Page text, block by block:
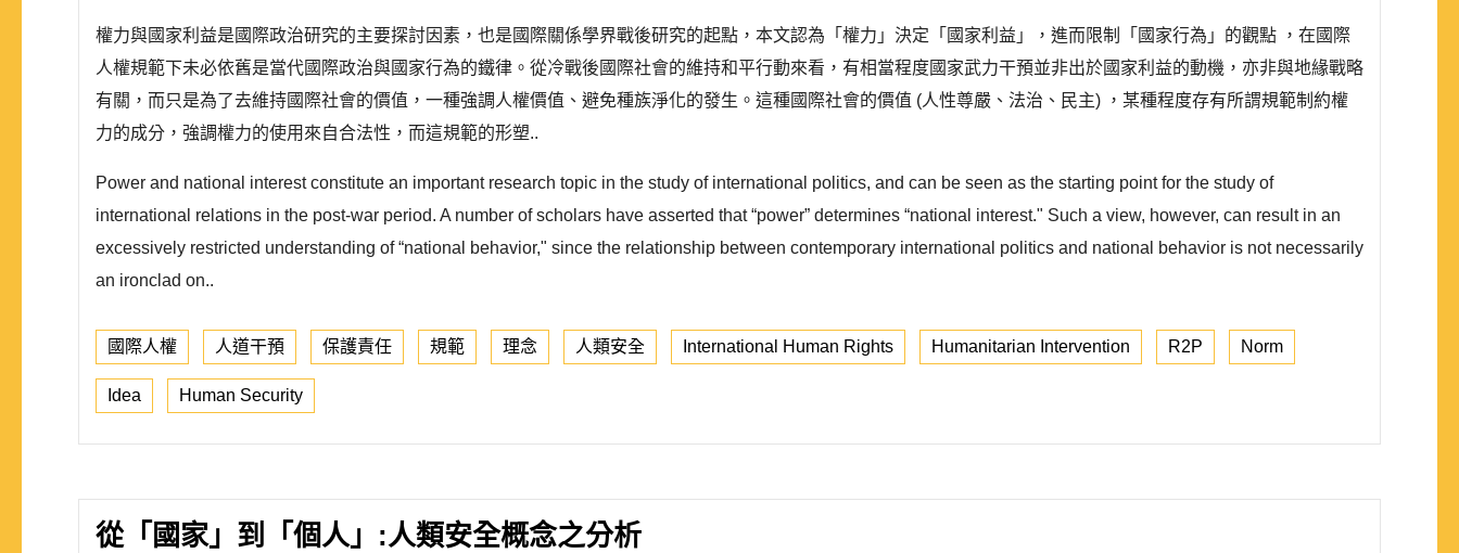
權力與國家利益是國際政治研究的主要探討因素，也是國際關係學界戰後研究的起點，本文認為「權力」決定「國家利益」，進而限制「國家行為」的觀點 ，在國際
人權規範下未必依舊是當代國際政治與國家行為的鐵律。從冷戰後國際社會的維持和平行動來看，有相當程度國家武力干預並非出於國家利益的動機，亦非與地緣戰略
有關，而只是為了去維持國際社會的價值，一種強調人權價值、避免種族淨化的發生。這種國際社會的價值 (人性尊嚴、法治、民主) ，某種程度存有所謂規範制約權
力的成分，強調權力的使用來自合法性，而這規範的形塑..
Power and national interest constitute an important research topic in the study of international politics, and can be seen as the starting point for the study of
international relations in the post-war period. A number of scholars have asserted that “power” determines “national interest." Such a view, however, can result in an
excessively restricted understanding of “national behavior," since the relationship between contemporary international politics and national behavior is not necessarily
an ironclad on..
國際人權 人道干預 保護責任 規範 理念 人類安全 International Human Rights Humanitarian Intervention R2P Norm
Idea Human Security
從「國家」到「個人」:人類安全概念之分析